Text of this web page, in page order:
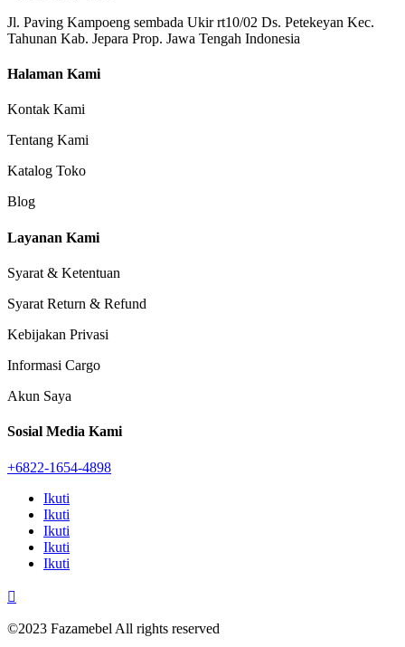
Jl. Paving Kampoeng sembada Ukir rt10/02 Ds. Petekeyan Kec.
Tahunan Kab. Jepara Prop. Jawa Tengah Indonesia
Halaman Kami
Kontak Kami
Tentang Kami
Katalog Toko
Blog
Layanan Kami
Syarat & Ketentuan
Syarat Return & Refund
Kebijakan Privasi
Informasi Cargo
Akun Saya
Sosial Media Kami
+6822-1654-4898
Ikuti
Ikuti
Ikuti
Ikuti
Ikuti

©2023 Fazamebel All rights reserved